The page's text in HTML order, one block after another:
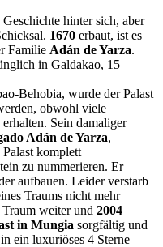
hinter sich, aber
1670 erbaut, ist es
Familie Adán de Yarza.
in Galdakao, 15
Behobia, wurde der Palast
obwohl viele
Sein damaliger
Adán de Yarza,
komplett
zu nummerieren. Er
aufbauen. Leider verstarb
Traums nicht mehr
weiter und 2004
in Mungia sorgfältig und
ein luxuriöses 4 Sterne